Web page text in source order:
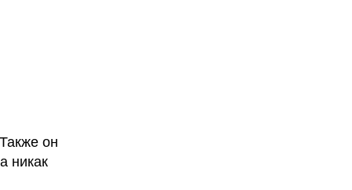
он
никак